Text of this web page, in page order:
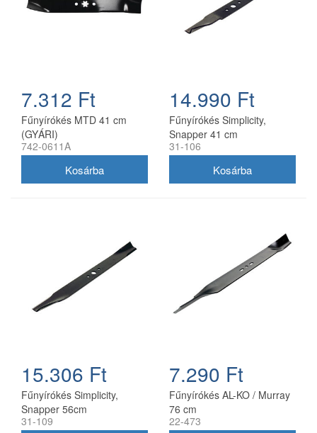
7.312 Ft
Fűnyírókés MTD 41 cm
(GYÁRI)
742-0611A
14.990 Ft
Fűnyírókés Simplicity,
Snapper 41 cm
(1704856SM)
31-106
15.306 Ft
Fűnyírókés Simplicity,
Snapper 56cm
(1716695ASM)
31-109
7.290 Ft
Fűnyírókés AL-KO / Murray
76 cm
22-473